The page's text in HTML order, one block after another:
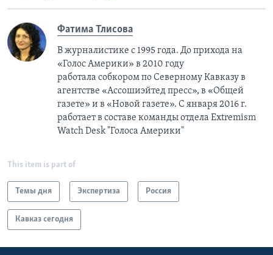
Фатима Тлисовa
В журналистике с 1995 года. До прихода на
«Голос Америки» в 2010 году
работала собкором по Северному Кавказу в
агентстве «Ассошиэйтед пресс», в «Общей
газете» и в «Новой газете». С января 2016 г.
работает в составе команды отдела Extremism
Watch Desk "Голоса Америки"
This item is part of
Темы дня Экспертиза Россия
Кавказ сегодня